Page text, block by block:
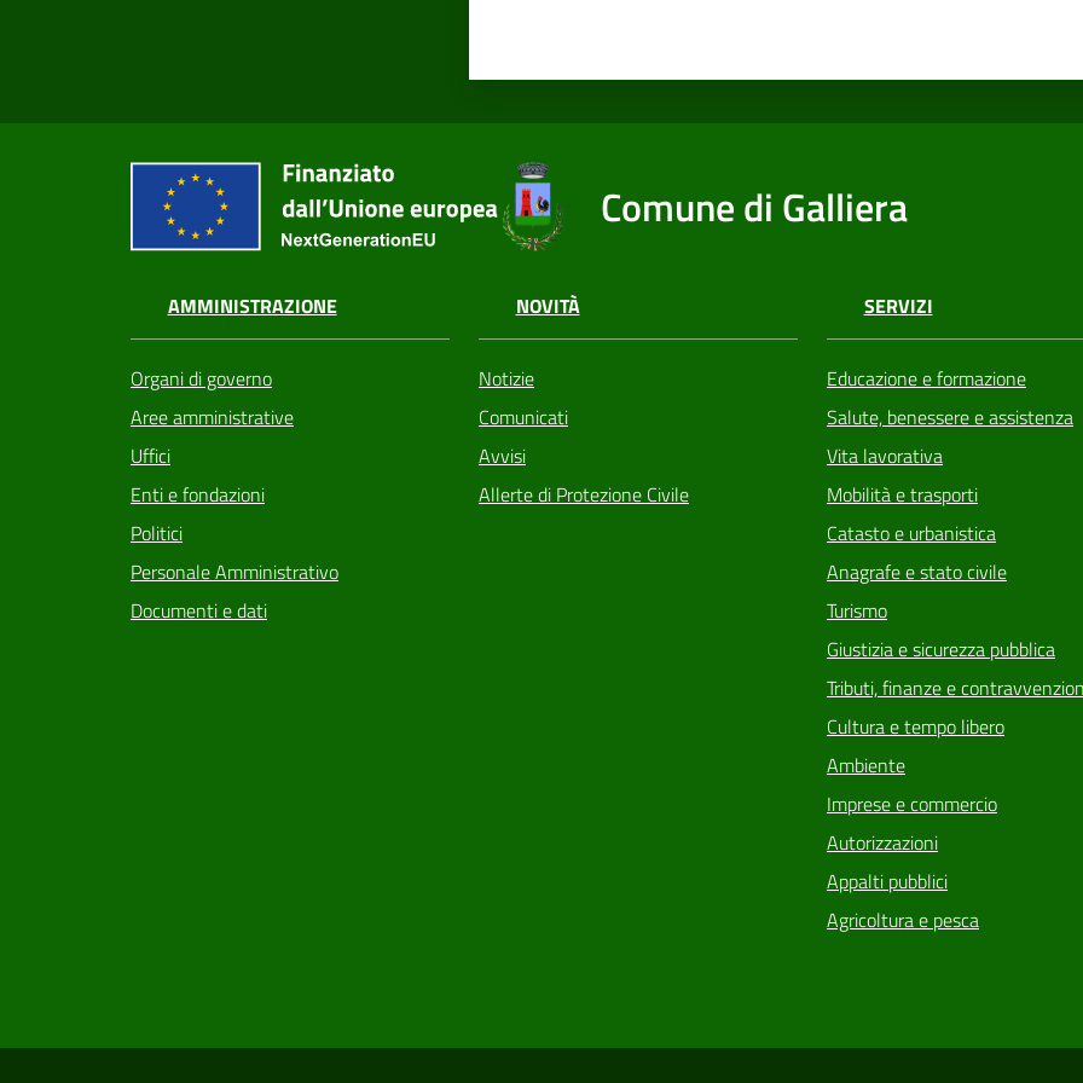
Comune di Galliera
AMMINISTRAZIONE
Organi di governo
Aree amministrative
Uffici
Enti e fondazioni
Politici
Personale Amministrativo
Documenti e dati
NOVITÀ
Notizie
Comunicati
Avvisi
Allerte di Protezione Civile
SERVIZI
Educazione e formazione
Salute, benessere e assistenza
Vita lavorativa
Mobilità e trasporti
Catasto e urbanistica
Anagrafe e stato civile
Turismo
Giustizia e sicurezza pubblica
Tributi, finanze e
Cultura e tempo libero
Ambiente
Imprese e commercio
Autorizzazioni
Appalti pubblici
Agricoltura e pesca